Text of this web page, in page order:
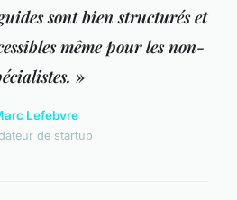
sont bien structurés et
même pour les non-
»
Lefebvre
de startup